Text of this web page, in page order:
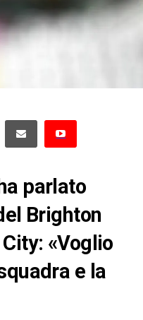
parlato
Brighton
«Voglio
e la